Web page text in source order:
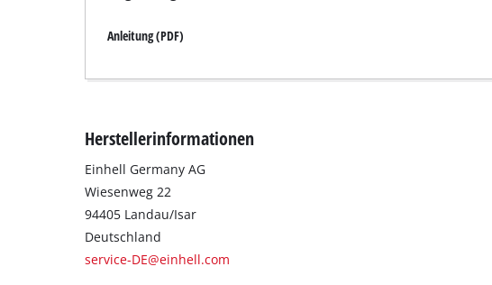
Anleitung (PDF)
Herstellerinformationen
Einhell Germany AG
Wiesenweg 22
94405 Landau/Isar
Deutschland
service-DE@einhell.com